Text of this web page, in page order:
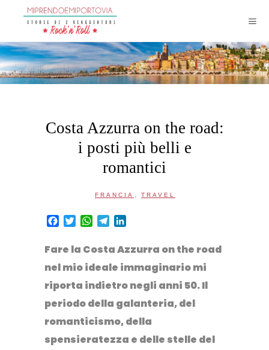
Costa Azzurra on the road:
i posti più belli e
romantici
FRANCIA , TRAVEL
Facebook
TwitterWhatsApp
Telegram
Fare la Costa Azzurra on the road
nel mio ideale immaginario mi
riporta indietro negli anni 50. Il
periodo della galanteria, del
romanticismo, della
spensieratezza e delle stelle del